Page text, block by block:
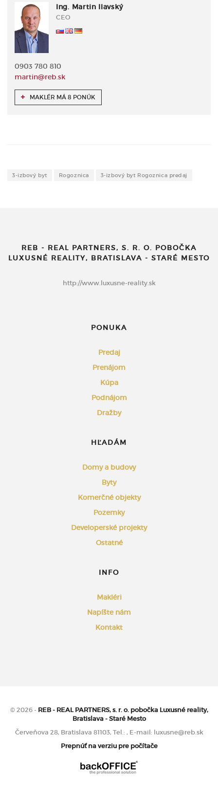
Ing. Martin Ilavský
CEO
0903 780 810
martin@reb.sk
MAKLÉR MÁ 8 PONÚK
3-izbový byt Rogoznica 3-izbový byt Rogoznica predaj
REB - REAL PARTNERS, S. R. O. POBOČKA
LUXUSNÉ REALITY, BRATISLAVA - STARÉ MESTO
http://www.luxusne-reality.sk
PONUKA
Predaj
Prenájom
Kúpa
Podnájom
Dražby
HĽADÁM
Domy a budovy
Byty
Komerčné objekty
Pozemky
Developerské projekty
Ostatné
INFO
Makléri
Napíšte nám
Kontakt
© 2026 - REB - REAL PARTNERS, s. r. o. pobočka Luxusné reality,
Bratislava - Staré Mesto
Červeňova 28, Bratislava 81103, Tel.: , E-mail: luxusne@reb.sk
Prepnúť na verziu pre počítače